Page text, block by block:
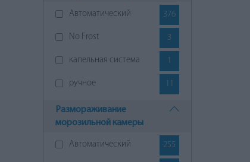
1
1
50
Aвтоматический 376
No Frost 3
капельная система 1
ручное 11
Размораживание
морозильной камеры
Aвтоматический 255